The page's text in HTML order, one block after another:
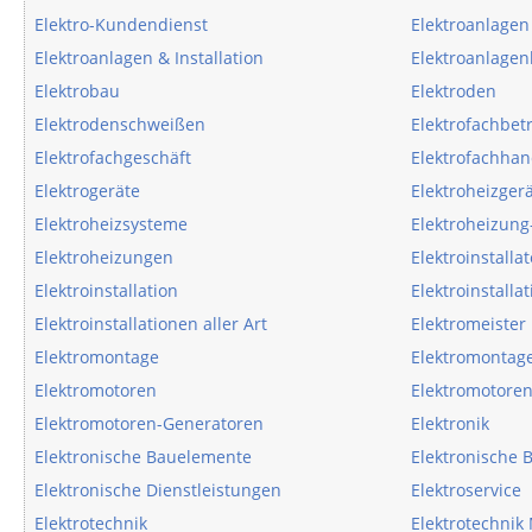
Elektro-Kundendienst
Elektroanlagen
Elektroanlagen & Installation
Elektrobau
Elektroden
Elektrodenschweißen
Elektrofachgeschäft
Elektrogeräte
Elektroheizsysteme
Elektroheizungen
Elektroinstallation
Elektroinstallationen aller Art
Elektromeister
Elektromontage
Elektromotoren
Elektromotoren-Generatoren
Elektronik
Elektronische Bauelemente
Elektronische
Elektronische Dienstleistungen
Elektroservice
Elektrotechnik